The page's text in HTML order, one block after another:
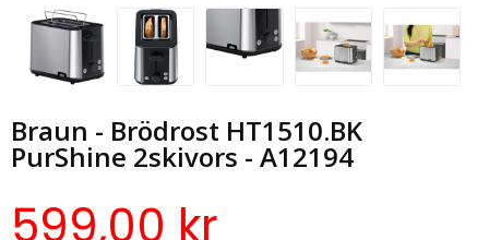
Braun - Brödrost HT1510.BK
PurShine 2skivors - A12194
599,00 kr